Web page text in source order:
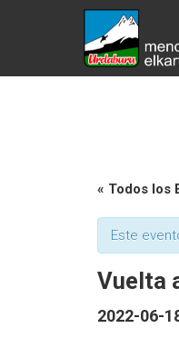
URDABURU
Grupo
« Todos los
Este
Vuelta
2022-06-